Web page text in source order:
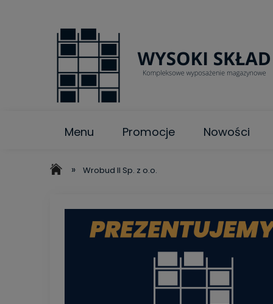
Menu Promocje Nowości
» Wrobud II Sp. z o.o.